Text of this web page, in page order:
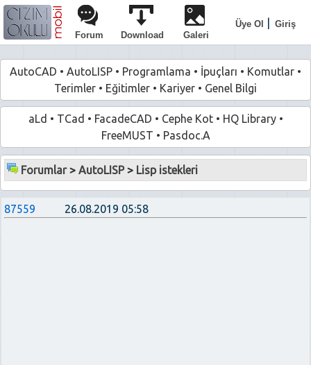
Üye Ol
Giriş
Forum
Download Galeri
AutoCAD • AutoLISP • Programlama • İpuçları • Komutlar •
Terimler • Eğitimler • Kariyer • Genel Bilgi
aLd • TCad • FacadeCAD • Cephe Kot• HQ Library•
FreeMUST • Pasdoc.A
Forumlar>AutoLISP> Lisp istekleri
87559 26.08.2019 05:58